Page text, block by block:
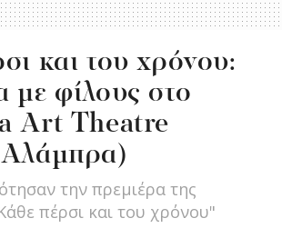
και του χρόνου:
με φίλους στο
Art Theatre
την πρεμιέρα της
πέρσι και του χρόνου"